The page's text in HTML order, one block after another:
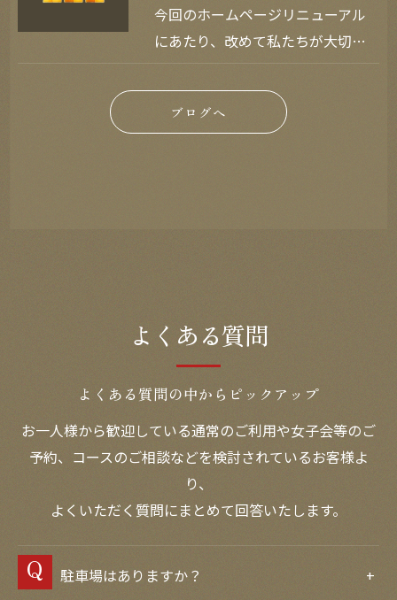
今回のホームページリニューアル
にあたり、改めて私たちが大切…
ブログへ
よくある質問の中からピックアップ
よくある質問
お一人様から歓迎している通常のご利用や女子会等のご
予約、コースのご相談などを検討されているお客様よ
り、
よくいただく質問にまとめて回答いたします。
駐車場はありますか？